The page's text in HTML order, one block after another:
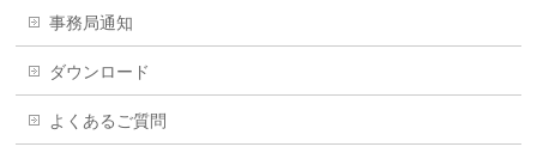
事務局通知
ダウンロード
よくあるご質問